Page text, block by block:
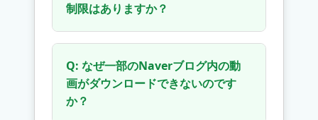
ード可能です。有料コンテンツ、メ
ンバーシップ限定、またはDRM保護
ん。制作者の著作権とNaverの利用
規約を尊重してください。
制限はありますか？
A: ダウンロードした動画ファイルに
技術的な制限はなく、自由に再生で
きます。ただし、法的な制限にご注
意ください。ダウンロード内容は個
人視聴のみに限定され、許可なく再
Q: なぜ一部のNaverブログ内の動
画がダウンロードできないのです
か？